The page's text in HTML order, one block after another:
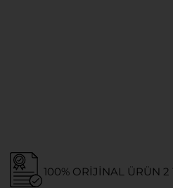
100% ORIJINAL ÜRÜN 2